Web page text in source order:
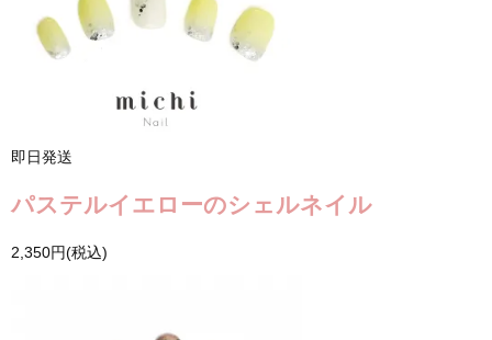
即日発送
パステルイエローのシェルネイル
2,350円(税込)